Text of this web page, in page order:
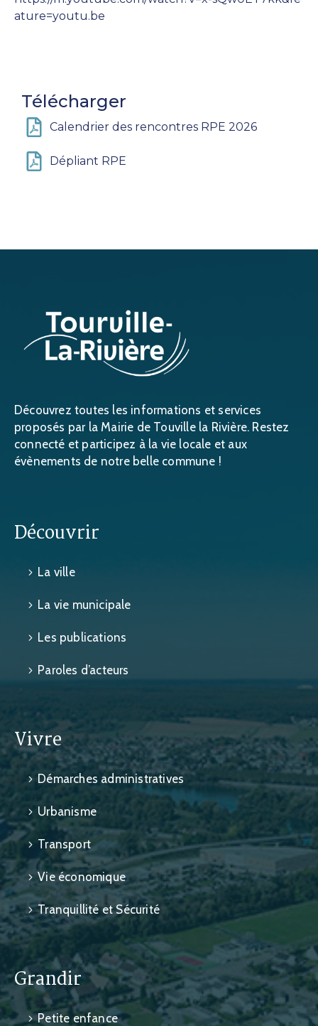
Télécharger
Calendrier des rencontres RPE 2026
Dépliant RPE
ature=youtu.be
Découvrez toutes les informations et services
proposés par la Mairie de Touville la Rivière. Restez
connecté et participez à la vie locale et aux
évènements de notre belle commune !
Découvrir
La ville
La vie municipale
Les publications
Paroles d’acteurs
Vivre
Démarches administratives
Urbanisme
Transport
Vie économique
Tranquillité et Sécurité
Grandir
Petite enfance